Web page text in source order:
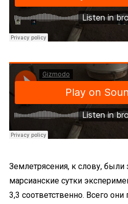
Землетрясения, к слову, были
марсианские сутки
3,3 соответственно. Всего